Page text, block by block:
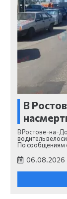
В
В Ростове-на-
водитель
По сообщениям
06.08.2026